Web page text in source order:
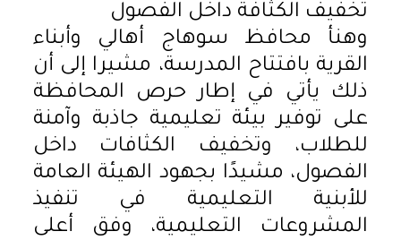
تخفيف الكثافة داخل الفصول
وهنأ محافظ سوهاج أهالي وأبناء
القرية بافتتاح المدرسة، مشيرا إلى أن
ذلك يأتي في إطار حرص المحافظة
على توفير بيئة تعليمية جاذبة وآمنة
للطلاب، وتخفيف الكثافات داخل
الفصول، مشيدًا بجهود الهيئة العامة
للأبنية التعليمية في تنفيذ
المشروعات التعليمية، وفق أعلى